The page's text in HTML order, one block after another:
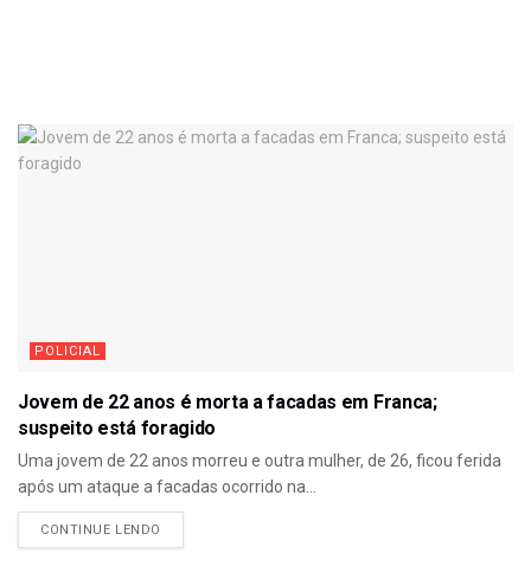
POLICIAL
Jovem de 22 anos é morta a facadas em Franca;
suspeito está foragido
Uma jovem de 22 anos morreu e outra mulher, de 26, ficou ferida
após um ataque a facadas ocorrido na...
CONTINUE LENDO